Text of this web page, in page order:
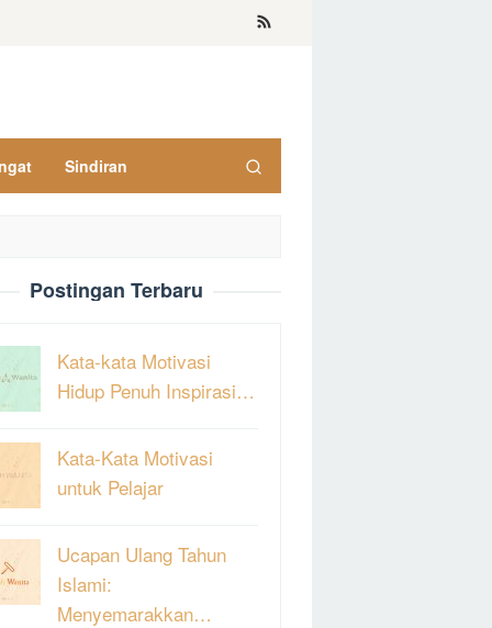
Sindiran
Postingan Terbaru
Kata-kata Motivasi
Hidup Penuh Inspirasi…
Kata-Kata Motivasi
untuk Pelajar
Ucapan Ulang Tahun
Islami:
Menyemarakkan…